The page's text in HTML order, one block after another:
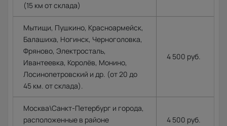
(15 км от склада)
Мытищи, Пушкино, Красноармейск,
Балашиха, Ногинск, Черноголовка,
Фряново, Электросталь,
Ивантеевка, Королёв, Монино,
Лосинопетровский и др. (от 20 до
45 км. от склада).
4 500 руб.
Москва\Санкт-Петербург и города,
расположенные в районе
4 500 руб.